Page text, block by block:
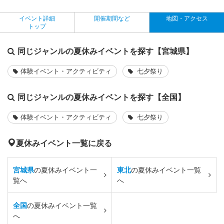
イベント詳細
トップ
開催期間など 地図・アクセス
同じジャンルの夏休みイベントを探す【宮城県】
体験イベント・アクティビティ 七夕祭り
同じジャンルの夏休みイベントを探す【全国】
体験イベント・アクティビティ 七夕祭り
夏休みイベント一覧に戻る
宮城県の夏休みイベント一
覧へ
東北の夏休みイベント一覧
へ
全国の夏休みイベント一覧
へ